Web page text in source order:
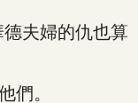
夫婦的仇也算
們。